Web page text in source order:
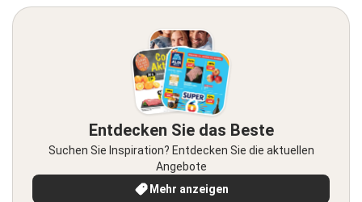
Entdecken Sie das Beste
Suchen Sie Inspiration? Entdecken Sie die aktuellen
Angebote
Mehr anzeigen